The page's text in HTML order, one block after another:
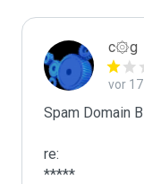
c۞g
vor
Spam Domain
re:
*****